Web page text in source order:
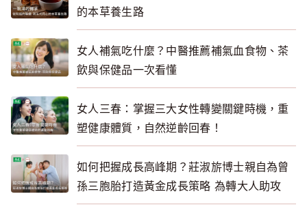
的本草養生路
女人補氣吃什麼？中醫推薦補氣血食物、茶
飲與保健品一次看懂
女人三春：掌握三大女性轉變關鍵時機，重
塑健康體質，自然逆齡回春！
如何把握成長高峰期？莊淑旂博士親自為曾
孫三胞胎打造黃金成長策略 為轉大人助攻